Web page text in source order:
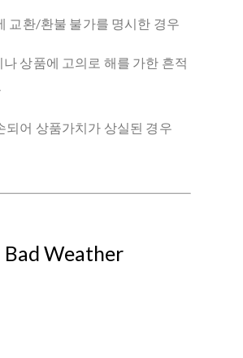
교환/환불 불가를 명시한 경우
상품에 고의로 해를 가한 흔적
되어 상품가치가 상실된 경우
Bad Weather